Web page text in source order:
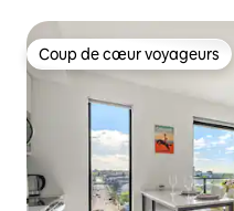
Coup de cœur voyageurs
Coup de cœur voyageurs